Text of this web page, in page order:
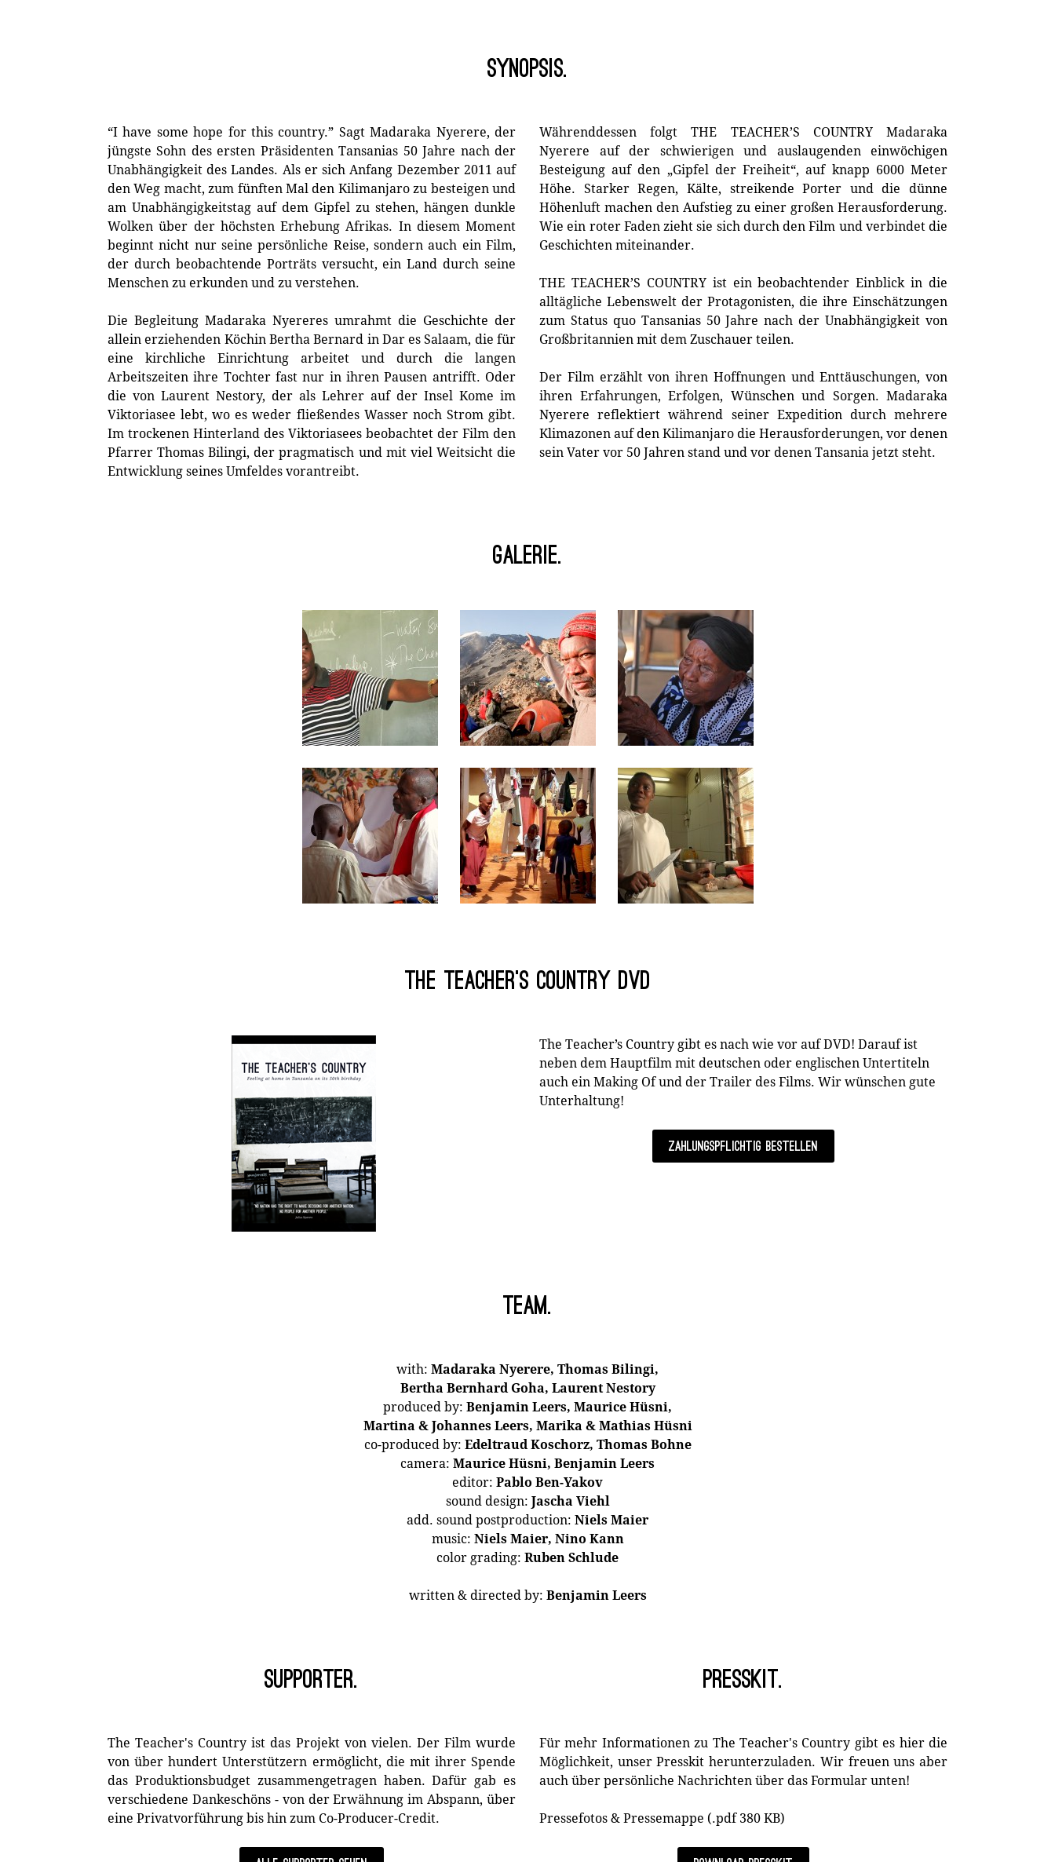
Synopsis.
“I have some hope for this country.” Sagt Madaraka Nyerere, der
jüngste Sohn des ersten Präsidenten Tansanias 50 Jahre nach der
Unabhängigkeit des Landes. Als er sich Anfang Dezember 2011 auf
den Weg macht, zum fünften Mal den Kilimanjaro zu besteigen und
am Unabhängigkeitstag auf dem Gipfel zu stehen, hängen dunkle
Wolken über der höchsten Erhebung Afrikas. In diesem Moment
beginnt nicht nur seine persönliche Reise, sondern auch ein Film,
der durch beobachtende Porträts versucht, ein Land durch seine
Menschen zu erkunden und zu verstehen.
Die Begleitung Madaraka Nyereres umrahmt die Geschichte der
allein erziehenden Köchin Bertha Bernard in Dar es Salaam, die für
eine kirchliche Einrichtung arbeitet und durch die langen
Arbeitszeiten ihre Tochter fast nur in ihren Pausen antrifft. Oder
die von Laurent Nestory, der als Lehrer auf der Insel Kome im
Viktoriasee lebt, wo es weder fließendes Wasser noch Strom gibt.
Im trockenen Hinterland des Viktoriasees beobachtet der Film den
Pfarrer Thomas Bilingi, der pragmatisch und mit viel Weitsicht die
Entwicklung seines Umfeldes vorantreibt.
Währenddessen folgt THE TEACHER’S COUNTRY Madaraka
Nyerere auf der schwierigen und auslaugenden einwöchigen
Besteigung auf den „Gipfel der Freiheit“, auf knapp 6000 Meter
Höhe. Starker Regen, Kälte, streikende Porter und die dünne
Höhenluft machen den Aufstieg zu einer großen Herausforderung.
Wie ein roter Faden zieht sie sich durch den Film und verbindet die
Geschichten miteinander.
THE TEACHER’S COUNTRY ist ein beobachtender Einblick in die
alltägliche Lebenswelt der Protagonisten, die ihre Einschätzungen
zum Status quo Tansanias 50 Jahre nach der Unabhängigkeit von
Großbritannien mit dem Zuschauer teilen.
Der Film erzählt von ihren Hoffnungen und Enttäuschungen, von
ihren Erfahrungen, Erfolgen, Wünschen und Sorgen. Madaraka
Nyerere reflektiert während seiner Expedition durch mehrere
Klimazonen auf den Kilimanjaro die Herausforderungen, vor denen
sein Vater vor 50 Jahren stand und vor denen Tansania jetzt steht.
Galerie.
The Teacher's Country DVD
The Teacher’s Country gibt es nach wie vor auf DVD! Darauf ist
neben dem Hauptfilm mit deutschen oder englischen Untertiteln
auch ein Making Of und der Trailer des Films. Wir wünschen gute
Unterhaltung!
Zahlungspflichtig bestellen
Team.
with: Madaraka Nyerere, Thomas Bilingi,
Bertha Bernhard Goha, Laurent Nestory
produced by: Benjamin Leers, Maurice Hüsni,
Martina & Johannes Leers, Marika & Mathias Hüsni
co-produced by: Edeltraud Koschorz, Thomas Bohne
camera: Maurice Hüsni, Benjamin Leers
editor: Pablo Ben-Yakov
sound design: Jascha Viehl
add. sound postproduction: Niels Maier
music: Niels Maier, Nino Kann
color grading: Ruben Schlude
written & directed by: Benjamin Leers
Supporter.
The Teacher's Country ist das Projekt von vielen. Der Film wurde
von über hundert Unterstützern ermöglicht, die mit ihrer Spende
das Produktionsbudget zusammengetragen haben. Dafür gab es
verschiedene Dankeschöns - von der Erwähnung im Abspann, über
eine Privatvorführung bis hin zum Co-Producer-Credit.
Presskit.
Für mehr Informationen zu The Teacher's Country gibt es hier die
Möglichkeit, unser Presskit herunterzuladen. Wir freuen uns aber
auch über persönliche Nachrichten über das Formular unten!
Pressefotos & Pressemappe (.pdf 380 KB)